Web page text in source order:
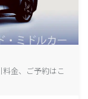
金、ご予約はこ